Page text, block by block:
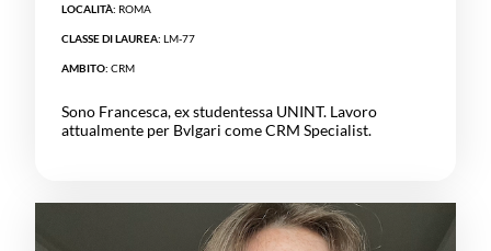
LOCALITÀ: ROMA
CLASSE DI LAUREA: LM-77
AMBITO: CRM
Sono Francesca, ex studentessa UNINT. Lavoro
attualmente per Bvlgari come CRM Specialist.